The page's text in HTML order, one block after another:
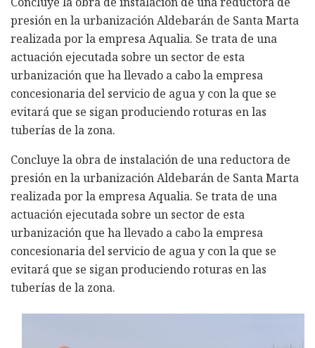
presión en la urbanización Aldebarán de Santa Marta
realizada por la empresa Aqualia. Se trata de una
actuación ejecutada sobre un sector de esta
urbanización que ha llevado a cabo la empresa
concesionaria del servicio de agua y con la que se
evitará que se sigan produciendo roturas en las
tuberías de la zona.
Concluye la obra de instalación de una reductora de
presión en la urbanización Aldebarán de Santa Marta
realizada por la empresa Aqualia. Se trata de una
actuación ejecutada sobre un sector de esta
urbanización que ha llevado a cabo la empresa
concesionaria del servicio de agua y con la que se
evitará que se sigan produciendo roturas en las
tuberías de la zona.